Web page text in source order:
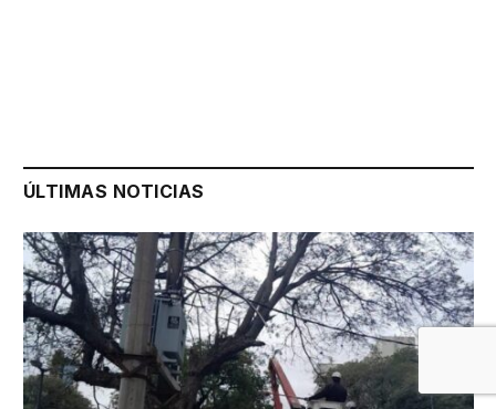
ÚLTIMAS NOTICIAS